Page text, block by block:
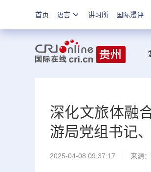
首页 语言 讲习所 国际漫评
深化文旅体融
游局党组书记
2025-04-08 09:37:17 来源：